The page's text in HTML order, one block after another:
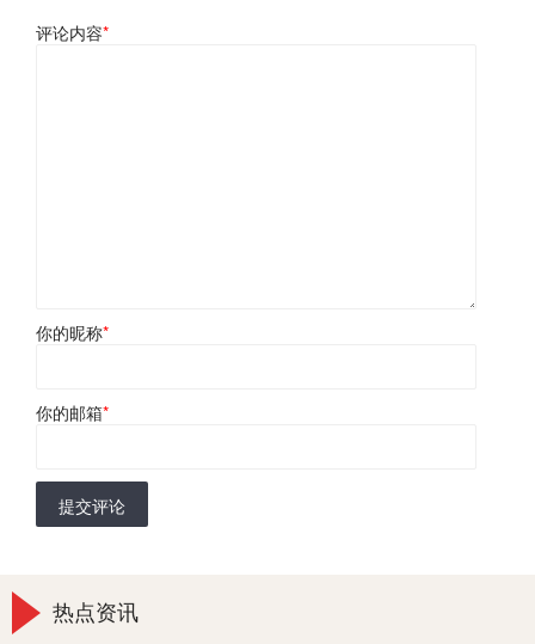
评论内容*
你的昵称*
你的邮箱*
提交评论
热点资讯